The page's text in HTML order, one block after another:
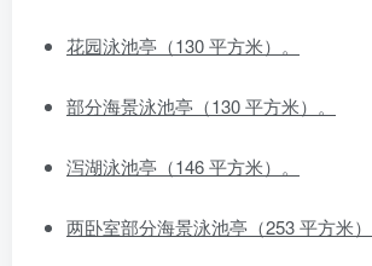
花园泳池亭（130 平方米）。
部分海景泳池亭（130 平方米）。
泻湖泳池亭（146 平方米）。
两卧室部分海景泳池亭（253 平方米）